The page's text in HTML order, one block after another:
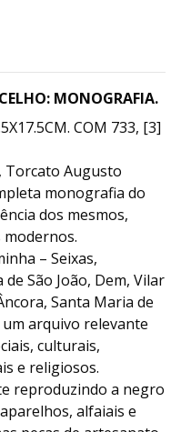
MONOGRAFIA.
COM 733, [3]
Torcato Augusto
monografia do
dos mesmos,
– Seixas,
São João, Dem, Vilar
Santa Maria de
um arquivo relevante
culturais,
e religiosos.
reproduzindo a negro
alfaiais e